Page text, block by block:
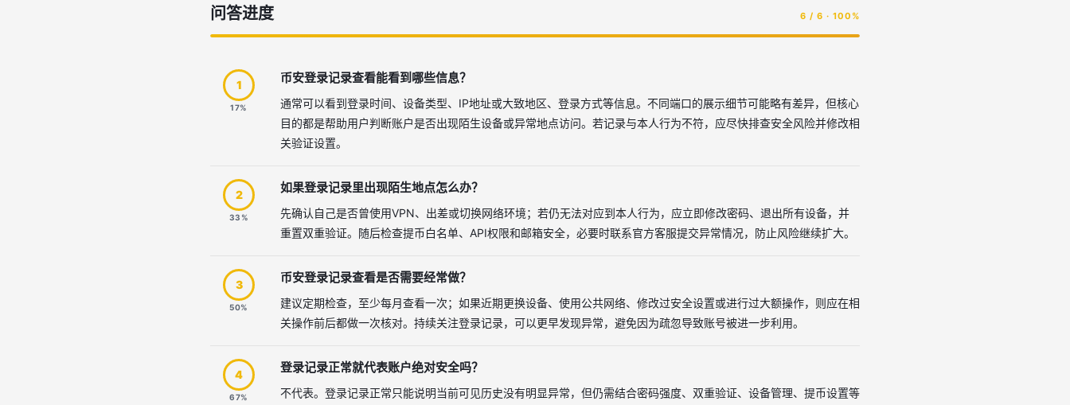
问答进度 6 / 6 · 100%
1
17%
币安登录记录查看能看到哪些信息？
通常可以看到登录时间、设备类型、IP地址或大致地区、登录方式等信息。不同端口的展示细节可能略有差异，但核心
目的都是帮助用户判断账户是否出现陌生设备或异常地点访问。若记录与本人行为不符，应尽快排查安全风险并修改相
关验证设置。
2
33%
如果登录记录里出现陌生地点怎么办？
先确认自己是否曾使用VPN、出差或切换网络环境；若仍无法对应到本人行为，应立即修改密码、退出所有设备，并
重置双重验证。随后检查提币白名单、API权限和邮箱安全，必要时联系官方客服提交异常情况，防止风险继续扩大。
3
50%
币安登录记录查看是否需要经常做？
建议定期检查，至少每月查看一次；如果近期更换设备、使用公共网络、修改过安全设置或进行过大额操作，则应在相
关操作前后都做一次核对。持续关注登录记录，可以更早发现异常，避免因为疏忽导致账号被进一步利用。
4
67%
登录记录正常就代表账户绝对安全吗？
不代表。登录记录正常只能说明当前可见历史没有明显异常，但仍需结合密码强度、双重验证、设备管理、提币设置等